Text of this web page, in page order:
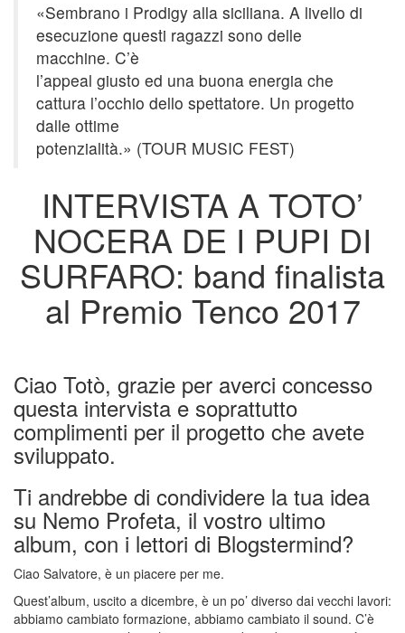
«Sembrano i Prodigy alla siciliana. A livello di
esecuzione questi ragazzi sono delle
macchine. C’è
l’appeal giusto ed una buona energia che
cattura l’occhio dello spettatore. Un progetto
dalle ottime
potenzialità.» (TOUR MUSIC FEST)
INTERVISTA A TOTO’
NOCERA DE I PUPI DI
SURFARO: band finalista
al Premio Tenco 2017
Ciao Totò, grazie per averci concesso
questa intervista e soprattutto
complimenti per il progetto che avete
sviluppato.
Ti andrebbe di condividere la tua idea
su Nemo Profeta, il vostro ultimo
album, con i lettori di Blogstermind?
Ciao Salvatore, è un piacere per me.
Quest’album, uscito a dicembre, è un po’ diverso dai vecchi lavori:
abbiamo cambiato formazione, abbiamo cambiato il sound. C’è